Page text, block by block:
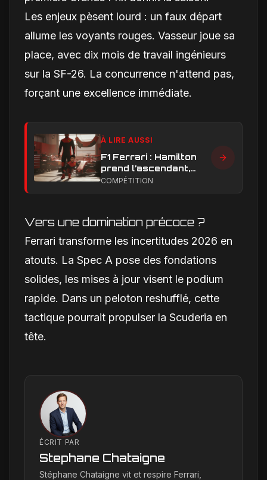
Les enjeux pèsent lourd : un faux départ
allume les voyants rouges. Vasseur joue sa
place, avec dix mois de travail ingénieurs
sur la SF-26. La concurrence n'attend pas,
forçant une excellence immédiate.
À LIRE AUSSI
F1 Ferrari : Hamilton
prend l’ascendant,
Leclerc sous pression
COMPÉTITION
Vers une domination précoce ?
Ferrari transforme les incertitudes 2026 en
atouts. La Spec A pose des fondations
solides, les mises à jour visent le podium
rapide. Dans un peloton reshufflé, cette
tactique pourrait propulser la Scuderia en
tête.
ÉCRIT PAR
Stephane Chataigne
Stéphane Chataigne vit et respire Ferrari,